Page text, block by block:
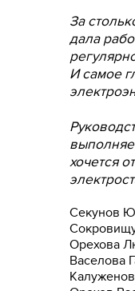
За
дала
И самое
хочется
Секунов
Орехова
Васелова